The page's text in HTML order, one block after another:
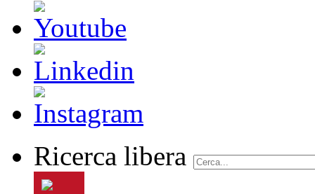
Ricerca libera